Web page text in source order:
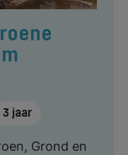
3 jaar
Grond en